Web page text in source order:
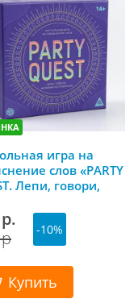
игра на
слов «PARTY
Лепи, говори,
-10%
Купить